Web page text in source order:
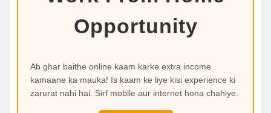
Opportunity
Ab ghar baithe online kaam karke extra income
kamaane ka mauka! Is kaam ke liye kisi experience ki
zarurat nahi hai. Sirf mobile aur internet hona chahiye.